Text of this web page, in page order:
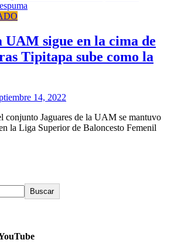
UAM sigue en la cima de
Tipitapa sube como la
14, 2022
conjunto Jaguares de la UAM se mantuvo
la Liga Superior de Baloncesto Femenil
Buscar